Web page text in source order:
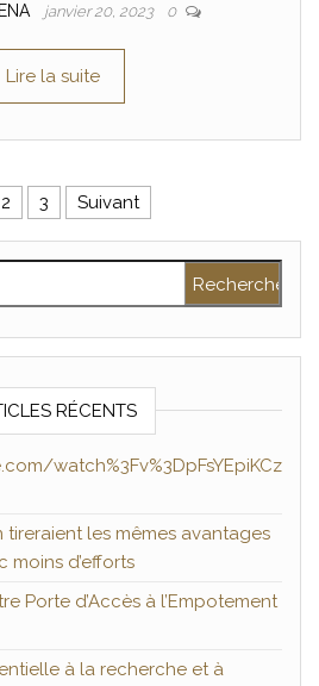
janvier 20, 2023 0
Lire la suite
publications
2 3 Suivant
RÉCENTS
watch%3Fv%3DpFsYEpiKCz
tireraient les mêmes avantages
moins d’efforts
Porte d’Accès à l’Empotement
à la recherche et à